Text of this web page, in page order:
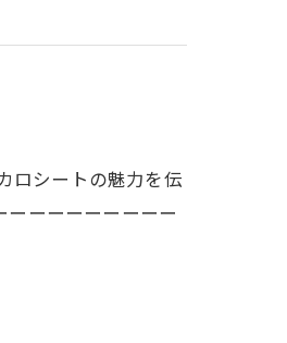
ロシートの魅力を伝
ーーーーーーーーー